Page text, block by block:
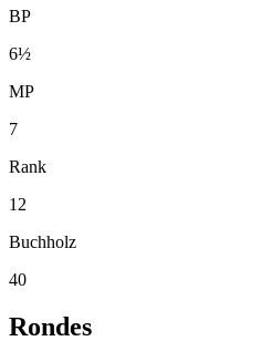
BP
6½
MP
7
Rank
12
Buchholz
40
Rondes